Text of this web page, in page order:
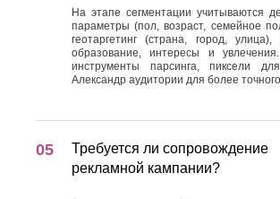
На этапе сегментации учитываются
параметры (пол, возраст, семейное
геотаргетинг (страна, город,
образование, интересы и
инструменты парсинга, пиксели для
Александр аудитории для более
Требуется ли сопровождение
рекламной кампании?